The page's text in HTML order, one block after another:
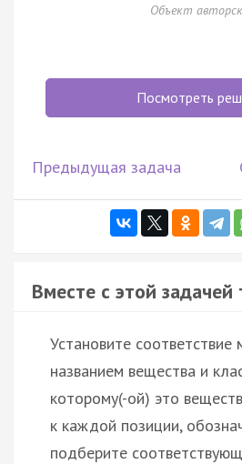
Объект
Посмотреть
Предыдущая задача
Вместе с этой
Установите
названием вещества и
которому(-ой) это
к каждой позиции,
подберите